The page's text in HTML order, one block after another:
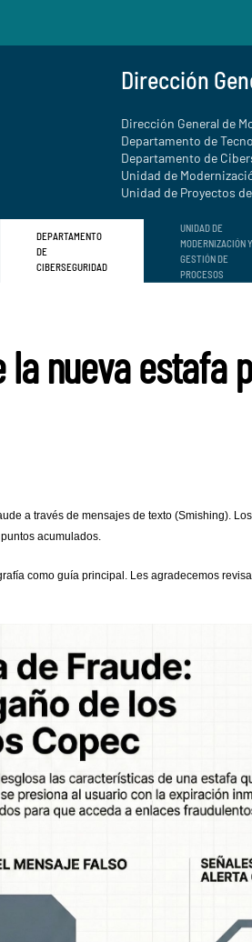
Dirección
Dirección General de
Departamento de
Departamento de
Unidad de
Unidad de Proyectos
DEPARTAMENTO
DE
CIBERSEGURIDAD
UNIDAD DE
MODERNIZACIÓN Y
GESTIÓN DE
PROCESOS
nueva estafa
a través de mensajes de texto (Smishing).
acumulados.
como guía principal. Les agradecemos